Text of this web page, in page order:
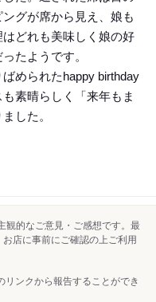
グが席から見え、娘も
どれも美味しく娘の好
たようです。
められたhappy birthday
素晴らしく「来年もま
した。
観的なご意見・ご感想です。最
店に事前にご確認の上ご利用
ンクから報告することができ